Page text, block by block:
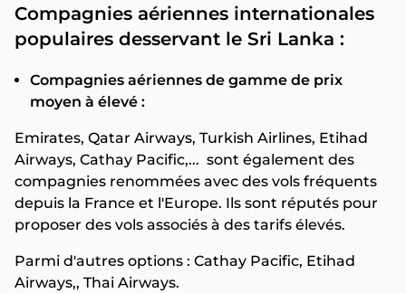
Compagnies aériennes internationales
populaires desservant le Sri Lanka :
Compagnies aériennes de gamme de prix
moyen à élevé :
Emirates, Qatar Airways, Turkish Airlines, Etihad
Airways, Cathay Pacific,... sont également des
compagnies renommées avec des vols fréquents
depuis la France et l'Europe. Ils sont réputés pour
proposer des vols associés à des tarifs élevés.
Parmi d'autres options : Cathay Pacific, Etihad
Airways,, Thai Airways.